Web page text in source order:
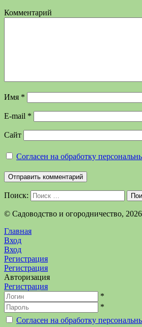
Комментарий
Имя *
E-mail *
Сайт
Согласен на обработку
Поиск:
©️ Садоводство и огородничество, 2026
Главная
Вход
Вход
Регистрация
Регистрация
Авторизация
Регистрация
*
*
Согласен на обработку